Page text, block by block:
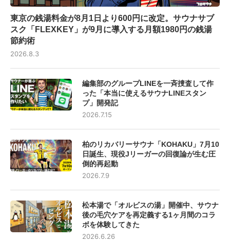
東京の銭湯料金が8月1日より600円に改定。サウナサブ
スク「FLEXKEY」が9月に導入する月額1980円の銭湯
節約術
2026.8.3
編集部のグループLINEを一斉捜査して作
った「本当に使えるサウナLINEスタン
プ」開発記
2026.7.15
柏のリカバリーサウナ「KOHAKU」7月10
日誕生、現役Jリーガーの回復論が生む圧
倒的再起動
2026.7.9
松本湯で「オルビスの湯」開催中、サウナ
後の毛穴ケアを再定義する1ヶ月間のコラ
ボを体験してきた
2026.6.26